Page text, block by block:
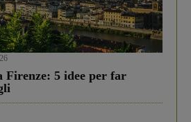
Firenze: 5 idee per far